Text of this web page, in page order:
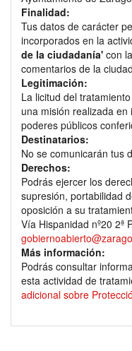
Finalidad:
Tus datos de carácter
incorporados en la
de la ciudadanía' con
comentarios de la
Legitimación:
La licitud del
una misión realizada
poderes públicos
Destinatarios:
No se comunicarán tus
Derechos:
Podrás ejercer los
supresión, portabilidad
oposición a su
Vía Hispanidad nº20 2ª
Más información:
Podrás consultar
esta actividad de
adicional sobre